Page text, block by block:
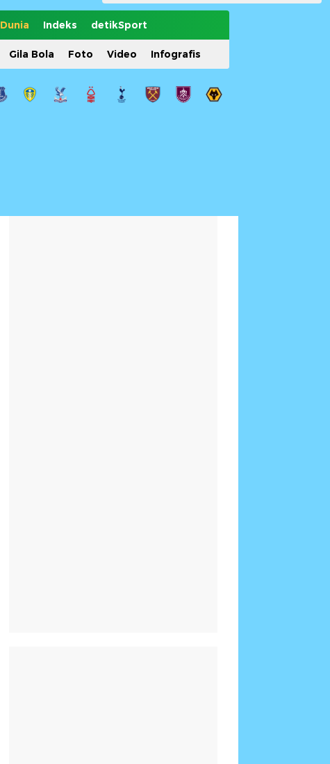
Dunia Indeks detikSport
Gila Bola Foto Video Infografis